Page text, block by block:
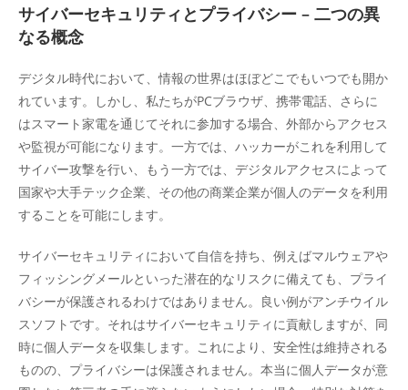
サイバーセキュリティとプライバシー – 二つの異
なる概念
デジタル時代において、情報の世界はほぼどこでもいつでも開か
れています。しかし、私たちがPCブラウザ、携帯電話、さらに
はスマート家電を通じてそれに参加する場合、外部からアクセス
や監視が可能になります。一方では、ハッカーがこれを利用して
サイバー攻撃を行い、もう一方では、デジタルアクセスによって
国家や大手テック企業、その他の商業企業が個人のデータを利用
することを可能にします。
サイバーセキュリティにおいて自信を持ち、例えばマルウェアや
フィッシングメールといった潜在的なリスクに備えても、プライ
バシーが保護されるわけではありません。良い例がアンチウイル
スソフトです。それはサイバーセキュリティに貢献しますが、同
時に個人データを収集します。これにより、安全性は維持される
ものの、プライバシーは保護されません。本当に個人データが意